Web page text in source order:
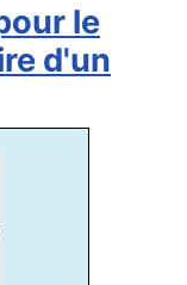
le
d'un